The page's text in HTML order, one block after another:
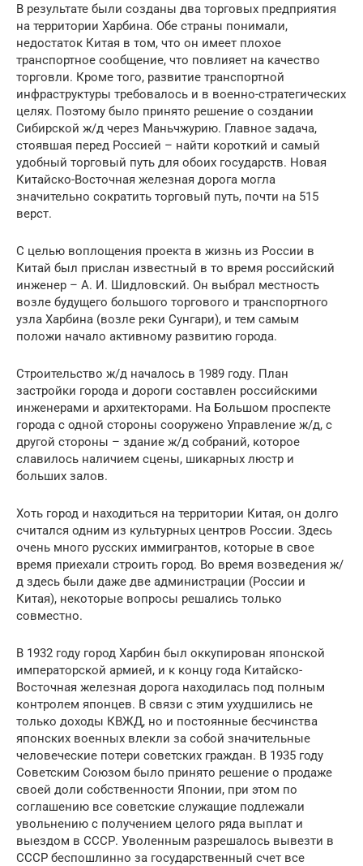
В результате были созданы два торговых предприятия
на территории Харбина. Обе страны понимали,
недостаток Китая в том, что он имеет плохое
транспортное сообщение, что повлияет на качество
торговли. Кроме того, развитие транспортной
инфраструктуры требовалось и в военно-стратегических
целях. Поэтому было принято решение о создании
Сибирской ж/д через Маньчжурию. Главное задача,
стоявшая перед Россией – найти короткий и самый
удобный торговый путь для обоих государств. Новая
Китайско-Восточная железная дорога могла
значительно сократить торговый путь, почти на 515
верст.
С целью воплощения проекта в жизнь из России в
Китай был прислан известный в то время российский
инженер – А. И. Шидловский. Он выбрал местность
возле будущего большого торгового и транспортного
узла Харбина (возле реки Сунгари), и тем самым
положи начало активному развитию города.
Строительство ж/д началось в 1989 году. План
застройки города и дороги составлен российскими
инженерами и архитекторами. На Большом проспекте
города с одной стороны сооружено Управление ж/д, с
другой стороны – здание ж/д собраний, которое
славилось наличием сцены, шикарных люстр и
больших залов.
Хоть город и находиться на территории Китая, он долго
считался одним из культурных центров России. Здесь
очень много русских иммигрантов, которые в свое
время приехали строить город. Во время возведения ж/
д здесь были даже две администрации (России и
Китая), некоторые вопросы решались только
совместно.
В 1932 году город Харбин был оккупирован японской
императорской армией, и к концу года Китайско-
Восточная железная дорога находилась под полным
контролем японцев. В связи с этим ухудшились не
только доходы КВЖД, но и постоянные бесчинства
японских военных влекли за собой значительные
человеческие потери советских граждан. В 1935 году
Советским Союзом было принято решение о продаже
своей доли собственности Японии, при этом по
соглашению все советские служащие подлежали
увольнению с получением целого ряда выплат и
выездом в СССР. Уволенным разрешалось вывезти в
СССР беспошлинно за государственный счет все